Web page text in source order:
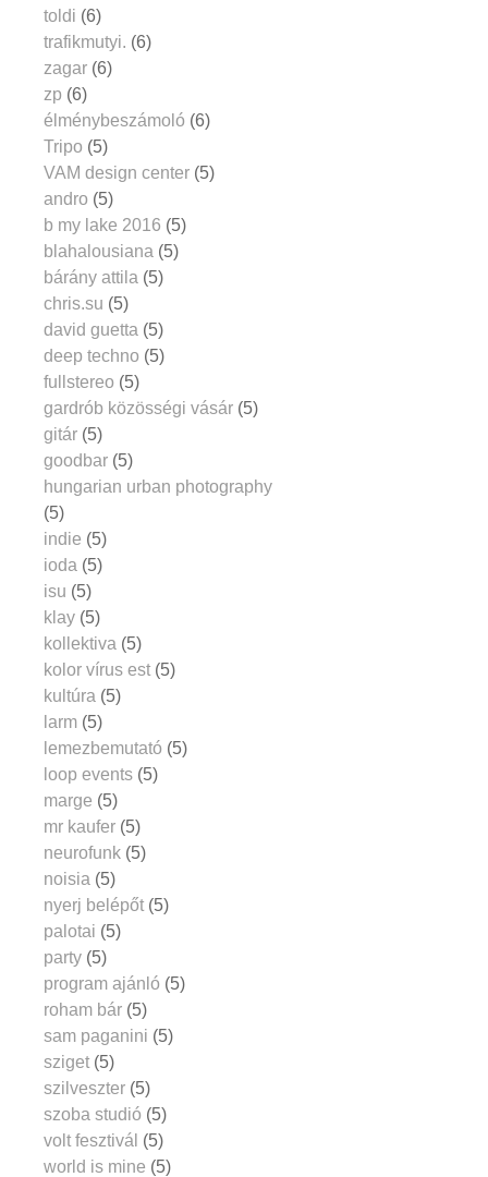
toldi (6)
trafikmutyi. (6)
zagar (6)
zp (6)
élménybeszámoló (6)
Tripo (5)
VAM design center (5)
andro (5)
b my lake 2016 (5)
blahalousiana (5)
bárány attila (5)
chris.su (5)
david guetta (5)
deep techno (5)
fullstereo (5)
gardrób közösségi vásár (5)
gitár (5)
goodbar (5)
hungarian urban photography
(5)
indie (5)
ioda (5)
isu (5)
klay (5)
kollektiva (5)
kolor vírus est (5)
kultúra (5)
larm (5)
lemezbemutató (5)
loop events (5)
marge (5)
mr kaufer (5)
neurofunk (5)
noisia (5)
nyerj belépőt (5)
palotai (5)
party (5)
program ajánló (5)
roham bár (5)
sam paganini (5)
sziget (5)
szilveszter (5)
szoba studió (5)
volt fesztivál (5)
world is mine (5)